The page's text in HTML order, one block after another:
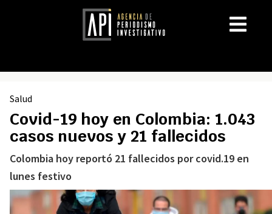
Salud
Covid-19 hoy en Colombia: 1.043
casos nuevos y 21 fallecidos
Colombia hoy reportó 21 fallecidos por covid.19 en
lunes festivo